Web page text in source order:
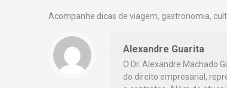
Acompanhe dicas de viagem, gastronomia,
Alexandre Guarita
O Dr. Alexandre Machado
do direito empresarial,